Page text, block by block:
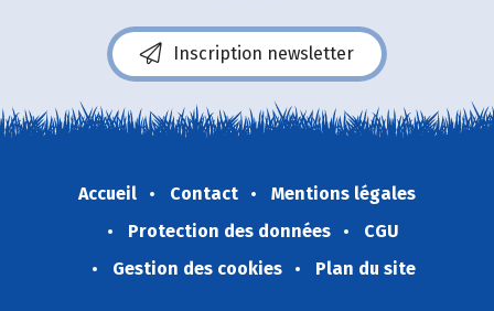
Inscription newsletter
Accueil Contact
Mentions légales
Protection des données
CGU
Gestion des cookies
Plan du site